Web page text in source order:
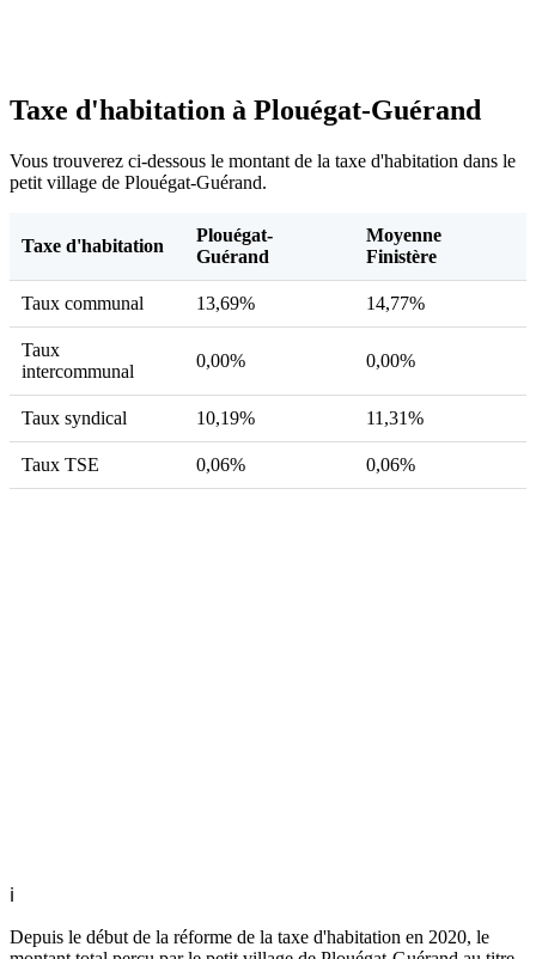
Taxe d'habitation à Plouégat-Guérand
Vous trouverez ci-dessous le montant de la taxe d'habitation dans le
petit village de Plouégat-Guérand.
Taxe d'habitation
Plouégat-
Guérand
Moyenne
Finistère
Taux communal 13,69% 14,77%
Taux
intercommunal
0,00% 0,00%
Taux syndical 10,19% 11,31%
Taux TSE 0,06% 0,06%
ℹ
Depuis le début de la réforme de la taxe d'habitation en 2020, le